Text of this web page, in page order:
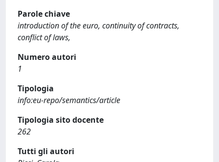
Parole chiave
introduction of the euro, continuity of contracts,
conflict of laws,
Numero autori
1
Tipologia
info:eu-repo/semantics/article
Tipologia sito docente
262
Tutti gli autori